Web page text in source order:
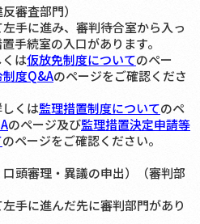
審査部門）
手に進み、審判待合室から入っ
手続室の入口があります。
は仮放免制度についてのペー
度Q&Aのページをご確認くださ
くは監理措置制度についてのペ
のページ及び監理措置決定申請等
のページをご確認ください。
頭審理・異議の申出）（審判部
手に進んだ先に審判部門があり